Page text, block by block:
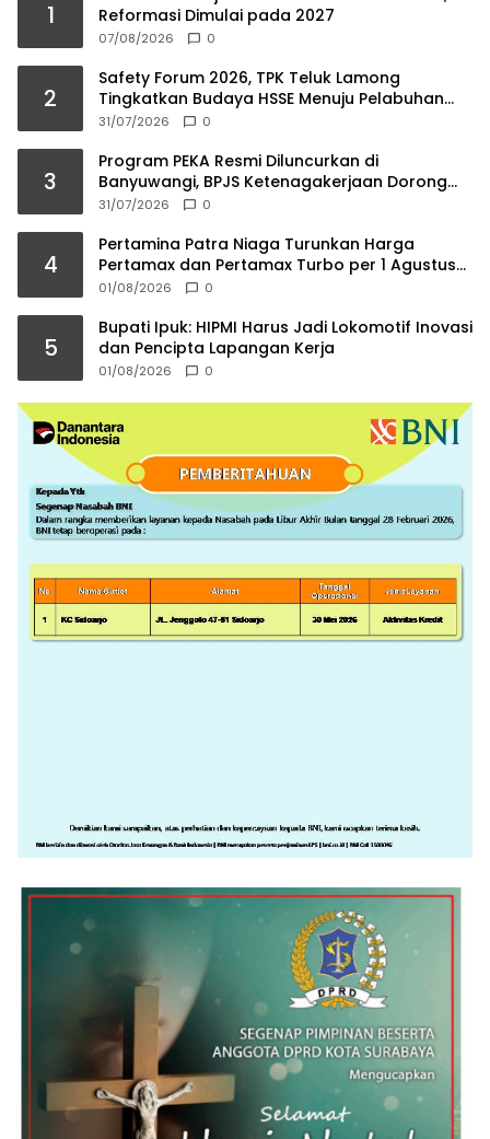
1
Reformasi Dimulai pada 2027
07/08/2026 0
2
Safety Forum 2026, TPK Teluk Lamong
Tingkatkan Budaya HSSE Menuju Pelabuhan
Berkelas Dunia
31/07/2026 0
3
Program PEKA Resmi Diluncurkan di
Banyuwangi, BPJS Ketenagakerjaan Dorong
Ahli Waris Jadi Wirausaha
31/07/2026 0
4
Pertamina Patra Niaga Turunkan Harga
Pertamax dan Pertamax Turbo per 1 Agustus
2026
01/08/2026 0
5
Bupati Ipuk: HIPMI Harus Jadi Lokomotif Inovasi
dan Pencipta Lapangan Kerja
01/08/2026 0